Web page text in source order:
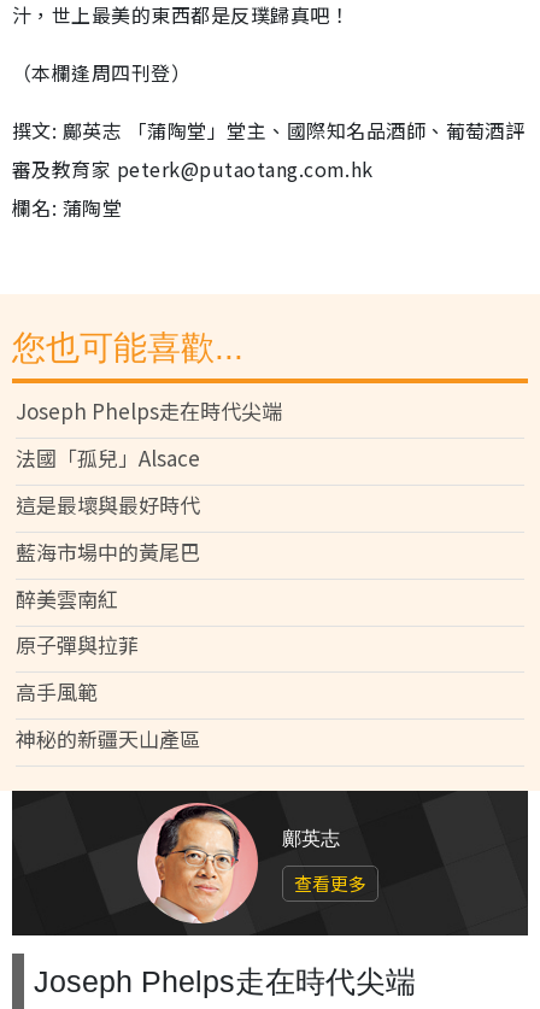
汁，世上最美的東西都是反璞歸真吧！
（本欄逢周四刊登）
撰文: 鄺英志 「蒲陶堂」堂主、國際知名品酒師、葡萄酒評
審及教育家 peterk@putaotang.com.hk
欄名: 蒲陶堂
您也可能喜歡...
Joseph Phelps走在時代尖端
法國「孤兒」Alsace
這是最壞與最好時代
藍海市場中的黃尾巴
醉美雲南紅
原子彈與拉菲
高手風範
神秘的新疆天山產區
鄺英志
查看更多
Joseph Phelps走在時代尖端